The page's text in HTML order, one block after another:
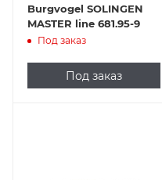
Burgvogel SOLINGEN
MASTER line 681.95-9
Под заказ
Под заказ